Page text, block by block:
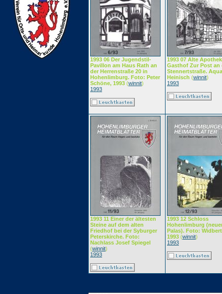
1993 06 Der Jugendstil-
Pavillon am Haus Rath an
der Herrenstraße 20 in
Hohenlimburg. Foto: Peter
Schöne, 1993 (winnit)
1993
1993 07 Alte
Gasthof Zur Post an
Stennertstraße.
Heinisch (winnit)
1993
1993 11 Einer der ältesten
Steine auf dem alten
Friedhof bei der Syburger
Peterskirche. Foto:
Nachlass Josef Spiegel
(winnit)
1993
1993 12 Schloss
Hohenlimburg
Palas). Foto:
1993 (winnit)
1993